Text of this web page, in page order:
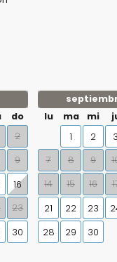
do
2
9
16
23
30
lu
ma mi
1
2 3
7
8 9
14
15 16
21
22 23
28
29 30